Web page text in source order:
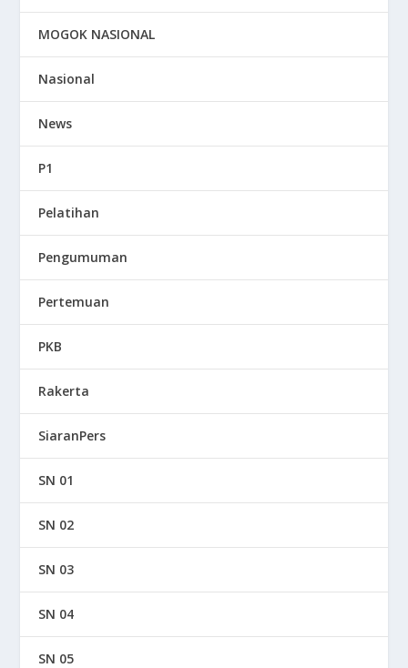
MOGOK NASIONAL
Nasional
News
P1
Pelatihan
Pengumuman
Pertemuan
PKB
Rakerta
SiaranPers
SN 01
SN 02
SN 03
SN 04
SN 05